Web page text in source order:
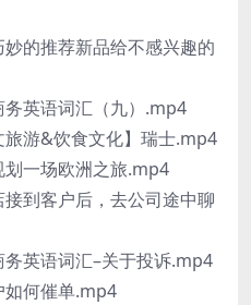
的推荐新品给不感兴趣的
英语词汇（九）.mp4
游&饮食文化】瑞士.mp4
一场欧洲之旅.mp4
到客户后，去公司途中聊
英语词汇–关于投诉.mp4
如何催单.mp4